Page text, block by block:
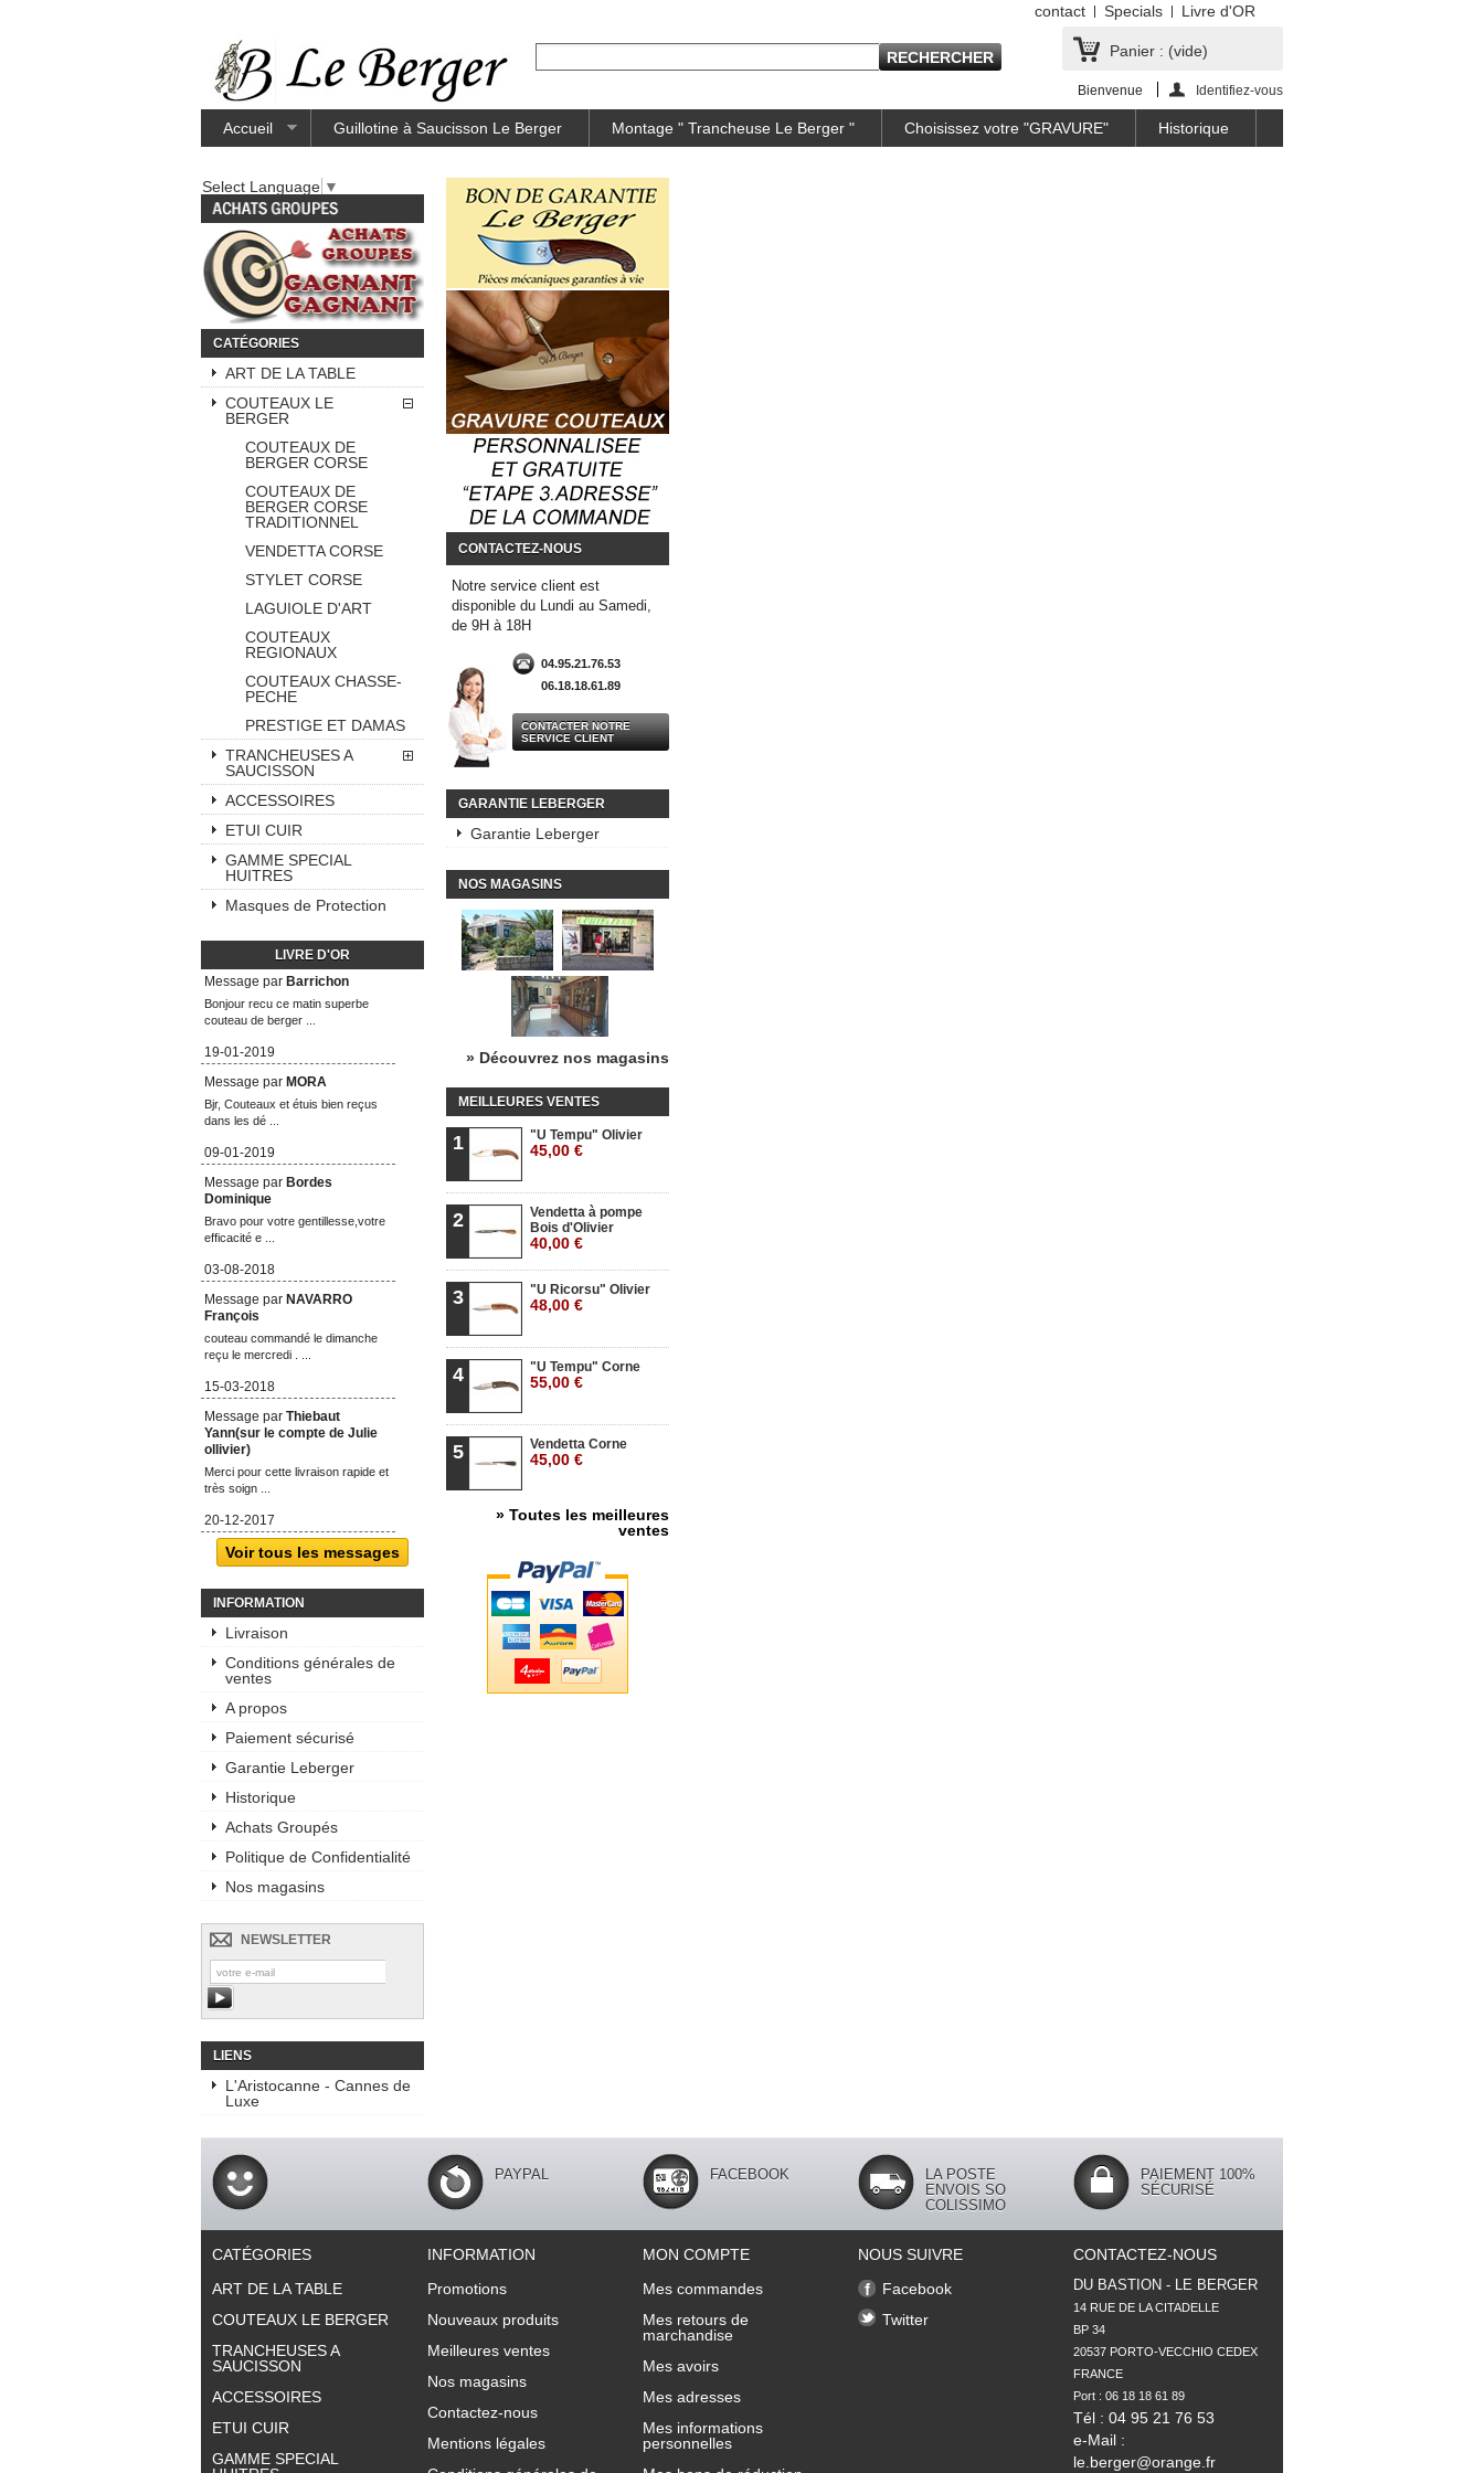
contact Specials Livre d'OR
Panier : (vide)
Bienvenue Identifiez-vous
Accueil Guillotine à Saucisson Le Berger Montage " Trancheuse Le Berger " Choisissez votre "GRAVURE" Historique
Select Language ▼
CATÉGORIES
ART DE LA TABLE
COUTEAUX LE
BERGER
COUTEAUX DE
BERGER CORSE
COUTEAUX DE
BERGER CORSE
TRADITIONNEL
VENDETTA CORSE
STYLET CORSE
LAGUIOLE D'ART
COUTEAUX
REGIONAUX
COUTEAUX CHASSE-
PECHE
PRESTIGE ET DAMAS
TRANCHEUSES A
SAUCISSON
ACCESSOIRES
ETUI CUIR
GAMME SPECIAL
HUITRES
Masques de Protection
LIVRE D'OR
Message par Barrichon
Bonjour recu ce matin superbe
couteau de berger ...
19-01-2019
Message par MORA
Bjr, Couteaux et étuis bien reçus
dans les dé ...
09-01-2019
Message par Bordes
Dominique
Bravo pour votre gentillesse,votre
efficacité e ...
03-08-2018
Message par NAVARRO
François
couteau commandé le dimanche
reçu le mercredi . ...
15-03-2018
Message par Thiebaut
Yann(sur le compte de Julie
ollivier)
Merci pour cette livraison rapide et
très soign ...
20-12-2017
Voir tous les messages
INFORMATION
Livraison
Conditions générales de
ventes
A propos
Paiement sécurisé
Garantie Leberger
Historique
Achats Groupés
Politique de Confidentialité
Nos magasins
NEWSLETTER
LIENS
L'Aristocanne - Cannes de
Luxe
CONTACTEZ-NOUS
Notre service client est
disponible du Lundi au Samedi,
de 9H à 18H
04.95.21.76.53
06.18.18.61.89
CONTACTER NOTRE
SERVICE CLIENT
GARANTIE LEBERGER
Garantie Leberger
NOS MAGASINS
» Découvrez nos magasins
MEILLEURES VENTES
1 "U Tempu" Olivier
45,00 €
2
Vendetta à pompe
Bois d'Olivier
40,00 €
3 "U Ricorsu" Olivier
48,00 €
4 "U Tempu" Corne
55,00 €
5 Vendetta Corne
45,00 €
» Toutes les meilleures
ventes
PAYPAL FACEBOOK
LA POSTE
ENVOIS SO
COLISSIMO
PAIEMENT 100%
SÉCURISÉ
CATÉGORIES
ART DE LA TABLE
COUTEAUX LE BERGER
TRANCHEUSES A
SAUCISSON
ACCESSOIRES
ETUI CUIR
GAMME SPECIAL
INFORMATION
Promotions
Nouveaux produits
Meilleures ventes
Nos magasins
Contactez-nous
Mentions légales
MON COMPTE
Mes commandes
Mes retours de
marchandise
Mes avoirs
Mes adresses
Mes informations
personnelles
NOUS SUIVRE
Facebook
Twitter
CONTACTEZ-NOUS
DU BASTION - LE BERGER
14 RUE DE LA CITADELLE
BP 34
20537 PORTO-VECCHIO CEDEX
FRANCE
Tél : 04 95 21 76 53
e-Mail :
le.berger@orange.fr